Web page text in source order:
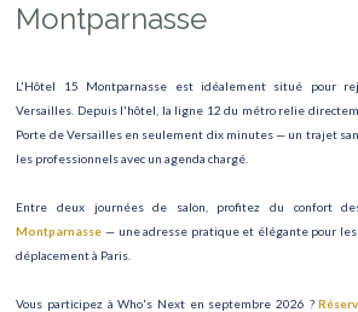
Montparnasse
L'Hôtel 15 Montparnasse est idéalement situé pour
Versailles. Depuis l'hôtel, la ligne 12 du métro relie
Porte de Versailles en seulement dix minutes — un trajet
les professionnels avec un agenda chargé.
Entre deux journées de salon, profitez du confort
Montparnasse — une adresse pratique et élégante pour
déplacement à Paris.
Vous participez à Who's Next en septembre 2026 ?